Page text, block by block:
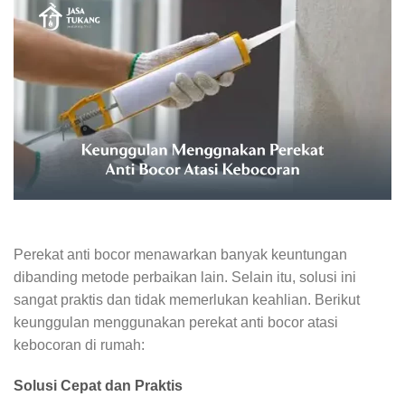
Perekat anti bocor menawarkan banyak keuntungan
dibanding metode perbaikan lain. Selain itu, solusi ini
sangat praktis dan tidak memerlukan keahlian. Berikut
keunggulan menggunakan perekat anti bocor atasi
kebocoran di rumah:
Solusi Cepat dan Praktis